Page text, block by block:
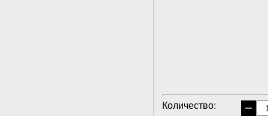
Количество: −